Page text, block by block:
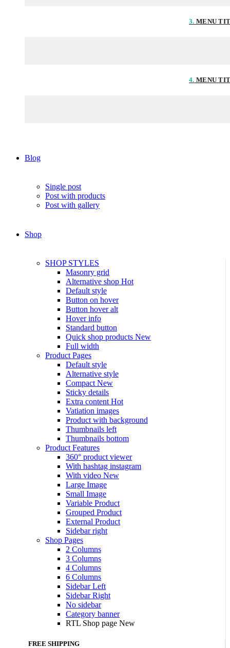
3. MENU
4. MENU
Blog
Single post
Post with products
Post with gallery
Shop
SHOP STYLES
Masonry grid
Alternative shop Hot
Default style
Button on hover
Button hover alt
Hover info
Standard button
Quick shop products New
Full width
Product Pages
Default style
Alternative style
Compact New
Sticky details
Extra content Hot
Vatiation images
Product with background
Thumbnails left
Thumbnails bottom
Product Features
360° product viewer
With hashtag instagram
With video New
Large Image
Small Image
Variable Product
Grouped Product
External Product
Sidebar right
Shop Pages
2 Columns
3 Columns
4 Columns
6 Columns
Sidebar Left
Sidebar Right
No sidebar
Category banner
RTL Shop page New
FREE SHIPPING